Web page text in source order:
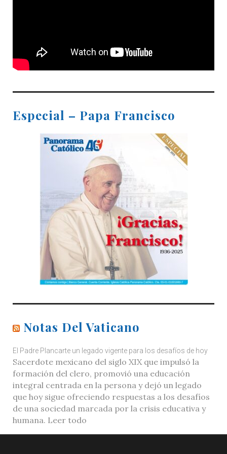
Especial – Papa Francisco
Notas Del Vaticano
El Padre Plancarte un legado vigente para los desafíos de hoy
Sacerdote mexicano del siglo XIX que impulsó la
formación del clero, promovió una educación
integral centrada en la persona y dejó un legado
que hoy sigue ofreciendo respuestas a los desafíos
de una sociedad marcada por la crisis educativa y
humana. Leer todo